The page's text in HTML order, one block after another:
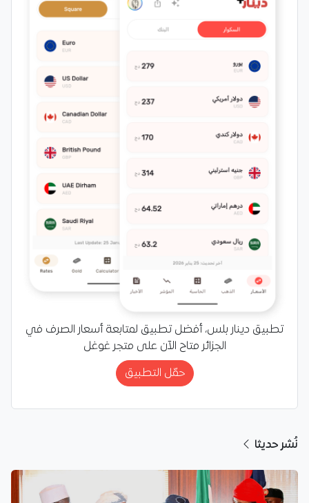
تطبيق دينار بلس، أفضل تطبيق لمتابعة أسعار الصرف في
الجزائر متاح الآن على متجر غوغل
حمّل التطبيق
نُشر حديثا